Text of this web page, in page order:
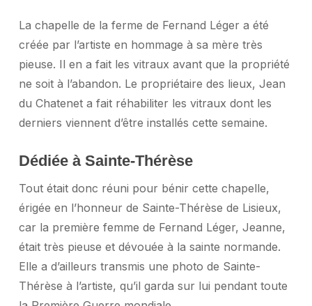
La chapelle de la ferme de Fernand Léger a été
créée par l’artiste en hommage à sa mère très
pieuse. Il en a fait les vitraux avant que la propriété
ne soit à l’abandon. Le propriétaire des lieux, Jean
du Chatenet a fait réhabiliter les vitraux dont les
derniers viennent d’être installés cette semaine.
Dédiée à Sainte-Thérèse
Tout était donc réuni pour bénir cette chapelle,
érigée en l’honneur de Sainte-Thérèse de Lisieux,
car la première femme de Fernand Léger, Jeanne,
était très pieuse et dévouée à la sainte normande.
Elle a d’ailleurs transmis une photo de Sainte-
Thérèse à l’artiste, qu’il garda sur lui pendant toute